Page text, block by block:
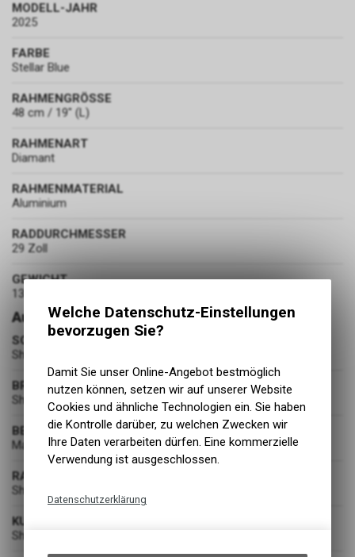
MODELL-JAHR
2025
FARBE
Stellar Blue
RAHMENGRÖSSE
48 cm / 19" (L)
RAHMENART
Diamant
RAHMENMATERIAL
Aluminium
RADDURCHMESSER
29 Zoll
GEWICHT
13.3 kg
Ausstattung
SCHALTUNG
Shimano SLX RD-M7100 SGS, Shadow Plus / 12-Speed
BREMSEN
Shimano BR-MT200 Disc Brake 180/160
BEREIFUNG
Maxxis Rekon Race / 29x2.4" / 60TPI / 61-622
RADSATZ
Shimano HB-MT410-B / FH-MT410-B
KURBELGARNITUR
Shimano FC-MT512-1, 55mm CL / 32T
Welche Datenschutz-Einstellungen
bevorzugen Sie?
Damit Sie unser Online-Angebot bestmöglich
nutzen können, setzen wir auf unserer Website
Cookies und ähnliche Technologien ein. Sie haben
die Kontrolle darüber, zu welchen Zwecken wir
Ihre Daten verarbeiten dürfen. Eine kommerzielle
Verwendung ist ausgeschlossen.
Datenschutzerklärung